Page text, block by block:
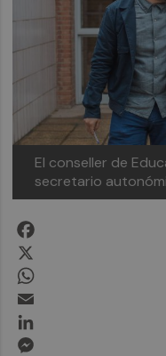
El conseller de
secretario